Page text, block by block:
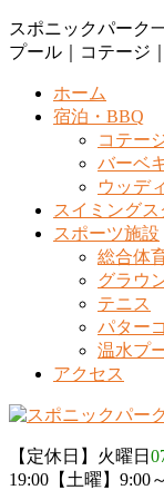
コ
ン
ナ
ビ
スポニックパーク
プール｜コテージ
ホーム
宿泊・BBQ
コテー
バーベ
ウッデ
スイミング
スポーツ施設
総合体
グラウ
テニス
パター
温水プ
アクセス
【定休日】火曜日
19:00【土曜】9:00